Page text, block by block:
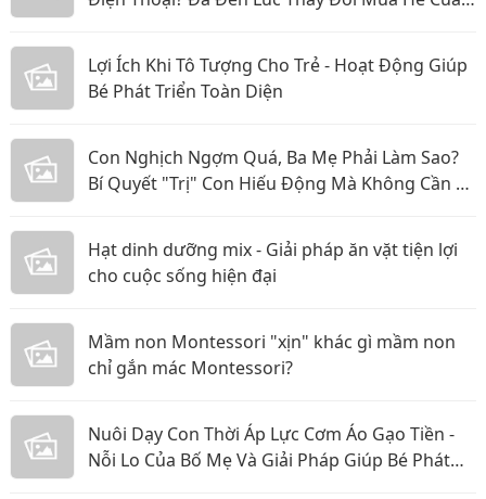
Lợi Ích Khi Tô Tượng Cho Trẻ - Hoạt Động Giúp
Bé Phát Triển Toàn Diện
Con Nghịch Ngợm Quá, Ba Mẹ Phải Làm Sao?
Bí Quyết "Trị" Con Hiếu Động Mà Không Cần La
Hạt dinh dưỡng mix - Giải pháp ăn vặt tiện lợi
cho cuộc sống hiện đại
Mầm non Montessori "xịn" khác gì mầm non
chỉ gắn mác Montessori?
Nuôi Dạy Con Thời Áp Lực Cơm Áo Gạo Tiền -
Nỗi Lo Của Bố Mẹ Và Giải Pháp Giúp Bé Phát